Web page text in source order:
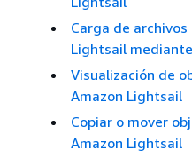
Carga de
Lightsail
Visualización de
Amazon Lightsail
Copiar o mover
Amazon Lightsail